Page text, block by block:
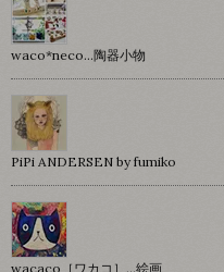
waco*neco...陶器小物
PiPi ANDERSEN by fumiko
wacaco［ワカコ］…絵画